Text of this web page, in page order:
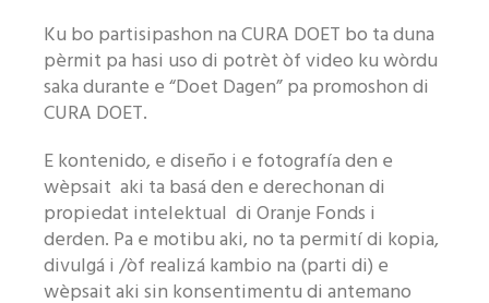
Ku bo partisipashon na CURA DOET bo ta duna
pèrmit pa hasi uso di potrèt òf video ku wòrdu
saka durante e “Doet Dagen” pa promoshon di
CURA DOET.
E kontenido, e diseño i e fotografía den e
wèpsait aki ta basá den e derechonan di
propiedat intelektual di Oranje Fonds i
derden. Pa e motibu aki, no ta permití di kopia,
divulgá i /òf realizá kambio na (parti di) e
wèpsait aki sin konsentimentu di antemano